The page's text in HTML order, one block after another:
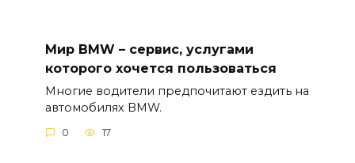
Мир BMW – сервис, услугами
которого хочется пользоваться
Многие водители предпочитают ездить на
автомобилях BMW.
0 17